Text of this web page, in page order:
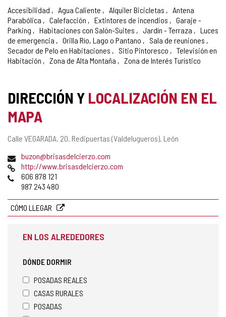
Accesibilidad Agua Caliente Alquiler Bicicletas
Antena
Parabólica
Calefacción Extintores de incendios
Garaje -
Parking
Habitaciones con Salón-Suites Jardín - Terraza
Luces
de emergencia
Orilla Río, Lago o Pantano
Sala de reuniones
Secador de Pelo en Habitaciones
Sitio Pintoresco
Televisión en
Habitación
Zona de Alta Montaña Zona de Interés Turístico
DIRECCIÓN Y LOCALIZACIÓN EN EL
MAPA
Dirección
Calle VEGARADA. 20. Redipuertas (Valdelugueros). León
Dirección
de
correo
electrónico
buzon@brisasdelcierzo.com
Página
Web
http://www.brisasdelcierzo.com
Teléfonos
606 878 121
987 243 480
CÓMO LLEGAR
EN LOS ALREDEDORES
DÓNDE DORMIR
POSADAS REALES
CASAS RURALES
POSADAS